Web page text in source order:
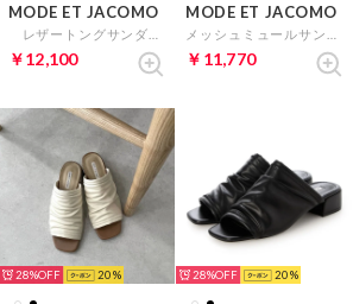
MODE ET JACOMO
￥12,100
MODE ET JACOMO
￥11,770
28% 20 28% 20